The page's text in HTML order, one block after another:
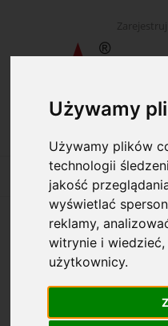
Używamy
Używamy plików
technologii
jakość
wyświetlać
reklamy,
witrynie i
użytkownicy.
Opcje przeglądania
Dostępność: (wybierz)